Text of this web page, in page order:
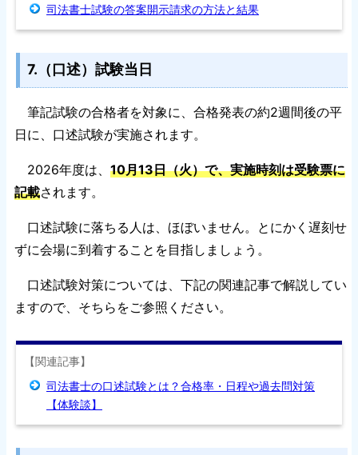
司法書士試験の答案開示請求の方法と結果
7.（口述）試験当日
筆記試験の合格者を対象に、合格発表の約2週間後の平
日に、口述試験が実施されます。
2026年度は、 10月13日（火）で、実施時刻は受験票に
記載されます。
口述試験に落ちる人は、ほぼいません。とにかく遅刻せ
ずに会場に到着することを目指しましょう。
口述試験対策については、下記の関連記事で解説してい
ますので、そちらをご参照ください。
【関連記事】
司法書士の口述試験とは？合格率・日程や過去問対策
【体験談】